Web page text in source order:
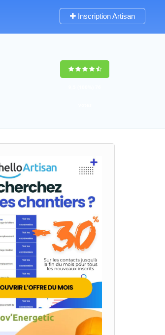
Inscription Artisan